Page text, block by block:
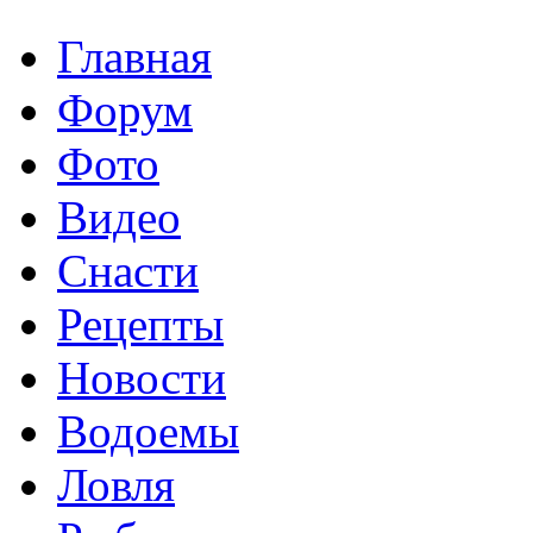
Главная
Форум
Фото
Видео
Снасти
Рецепты
Новости
Водоемы
Ловля